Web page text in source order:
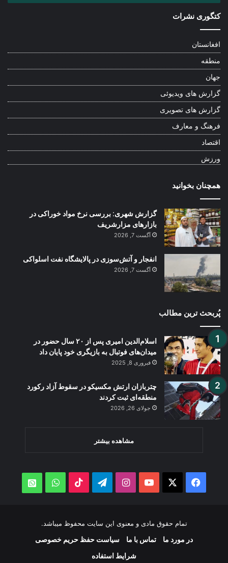
کتگوری نشرات
افغانستان
منطقه
جهان
گزارش های ویدیوئی
گزارش های تصویری
فرهنگ و معارف
اقتصاد
ورزش
همچنان بخوانید
گزارش شهری: بررسی نرخ مواد خوراکی در
بازارهای مزارشریف
آگست 7, 2026
انفجار و آتش‌سوزی در پالایشگاه نفت اسلواکی
آگست 7, 2026
پُربحث ترین مطالب
اسلام‌الدین امیری پس از ۲۰ سال حضور در
میدان‌های فوتبال به بازیگری خود پایان داد
فبروری 8, 2025
چتربازان ارتش مکسیکو در سقوط آزاد رکورد
منطقه‌ای ثبت کردند
جولای 26, 2026
مشاهده بیشتر
Facebook
YouTube
Instagram
Telegram
TikTok
WhatsApp
تمام حقوق مادی و معنوی این سایت محفوظ میباشد.
در مورد ما تماس با ما
سیاست حفظ حریم خصوصی
شرایط استفاده